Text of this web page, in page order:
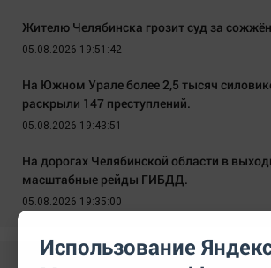
Жителю Челябинска грозит суд за
05.08.2026 19:51:42
На Южном Урале более 2,5 тысяч
раскрыли 147 преступлений.
05.08.2026 19:43:51
На дорогах Челябинской области в
масштабные рейды ГИБДД.
05.08.2026 19:35:00
Использование